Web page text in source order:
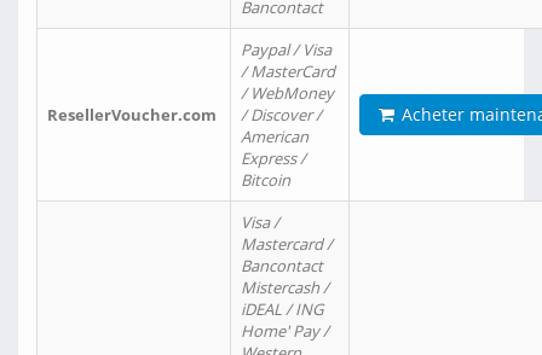
Bancontact
ResellerVoucher.com
Paypal / Visa
/ MasterCard
/ WebMoney
/ Discover /
American
Express /
Bitcoin
Acheter
Visa /
Mastercard /
Bancontact
Mistercash /
iDEAL / ING
Home' Pay /